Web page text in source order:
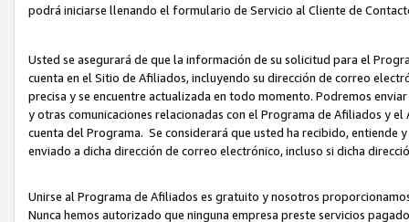
podrá iniciarse llenando el formulario de Servicio al Cliente de
Usted se asegurará de que la información de su solicitud para el
cuenta en el Sitio de Afiliados, incluyendo su dirección de correo
precisa y se encuentre actualizada en todo momento. Podremos
y otras comunicaciones relacionadas con el Programa de Afiliados y
cuenta del Programa. Se considerará que usted ha recibido, entiende
enviado a dicha dirección de correo electrónico, incluso si dicha
Unirse al Programa de Afiliados es gratuito y nosotros
Nunca hemos autorizado que ninguna empresa preste servicios